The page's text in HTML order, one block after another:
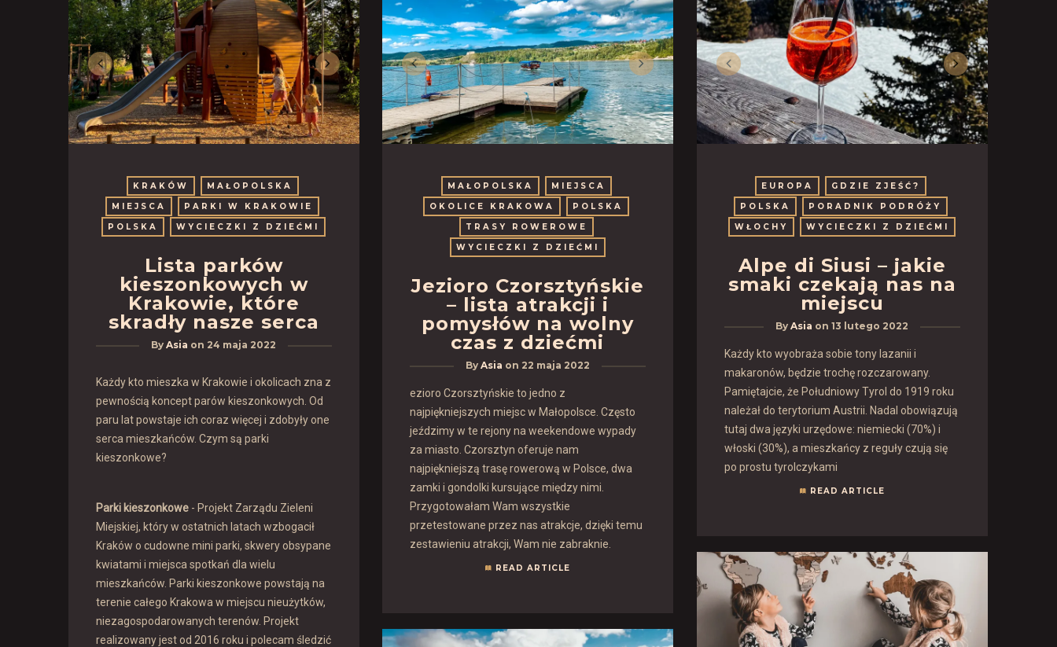
KRAKÓW
MAŁOPOLSKA
MIEJSCA
PARKI W KRAKOWIE
POLSKA
WYCIECZKI Z DZIEĆMI
Lista parków
kieszonkowych w
Krakowie, które
skradły nasze serca
ByAsia on 24 maja 2022
Każdy kto mieszka w Krakowie i okolicach zna z
pewnością koncept parów kieszonkowych. Od
paru lat powstaje ich coraz więcej i zdobyły one
serca mieszkańców. Czym są parki
kieszonkowe?
Parki kieszonkowe - Projekt Zarządu Zieleni
Miejskiej, który w ostatnich latach wzbogacił
Kraków o cudowne mini parki, skwery obsypane
kwiatami i miejsca spotkań dla wielu
mieszkańców. Parki kieszonkowe powstają na
terenie całego Krakowa w miejscu nieużytków,
niezagospodarowanych terenów. Projekt
realizowany jest od 2016 roku i polecam śledzić
MAŁOPOLSKA
MIEJSCA
OKOLICE KRAKOWA
POLSKA
TRASY ROWEROWE
WYCIECZKI Z DZIEĆMI
Jezioro Czorsztyńskie
– lista atrakcji i
pomysłów na wolny
czas z dziećmi
By Asia on 22 maja 2022
ezioro Czorsztyńskie to jedno z
najpiękniejszych miejsc w Małopolsce. Często
jeździmy w te rejony na weekendowe wypady
za miasto. Czorsztyn oferuje nam
najpiękniejszą trasę rowerową w Polsce, dwa
zamki i gondolki kursujące między nimi.
Przygotowałam Wam wszystkie
przetestowane przez nas atrakcje, dzięki temu
zestawieniu atrakcji, Wam nie zabraknie.
READ ARTICLE
EUROPA
GDZIE ZJEŚĆ?
POLSKA
PORADNIK PODRÓŻY
WŁOCHY
WYCIECZKI Z DZIEĆMI
Alpe di Siusi – jakie
smaki czekają nas na
miejscu
ByAsia on13 lutego 2022
Każdy kto wyobraża sobie tony lazanii i
makaronów, będzie trochę rozczarowany.
Pamiętajcie, że Południowy Tyrol do 1919 roku
należał do terytorium Austrii. Nadal obowiązują
tutaj dwa języki urzędowe: niemiecki (70%) i
włoski (30%), a mieszkańcy z reguły czują się
po prostu tyrolczykami
READ ARTICLE